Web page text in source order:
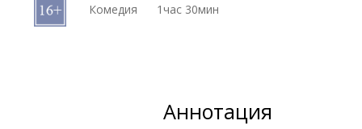
B2B Комедия 1час 30мин
Аннотация